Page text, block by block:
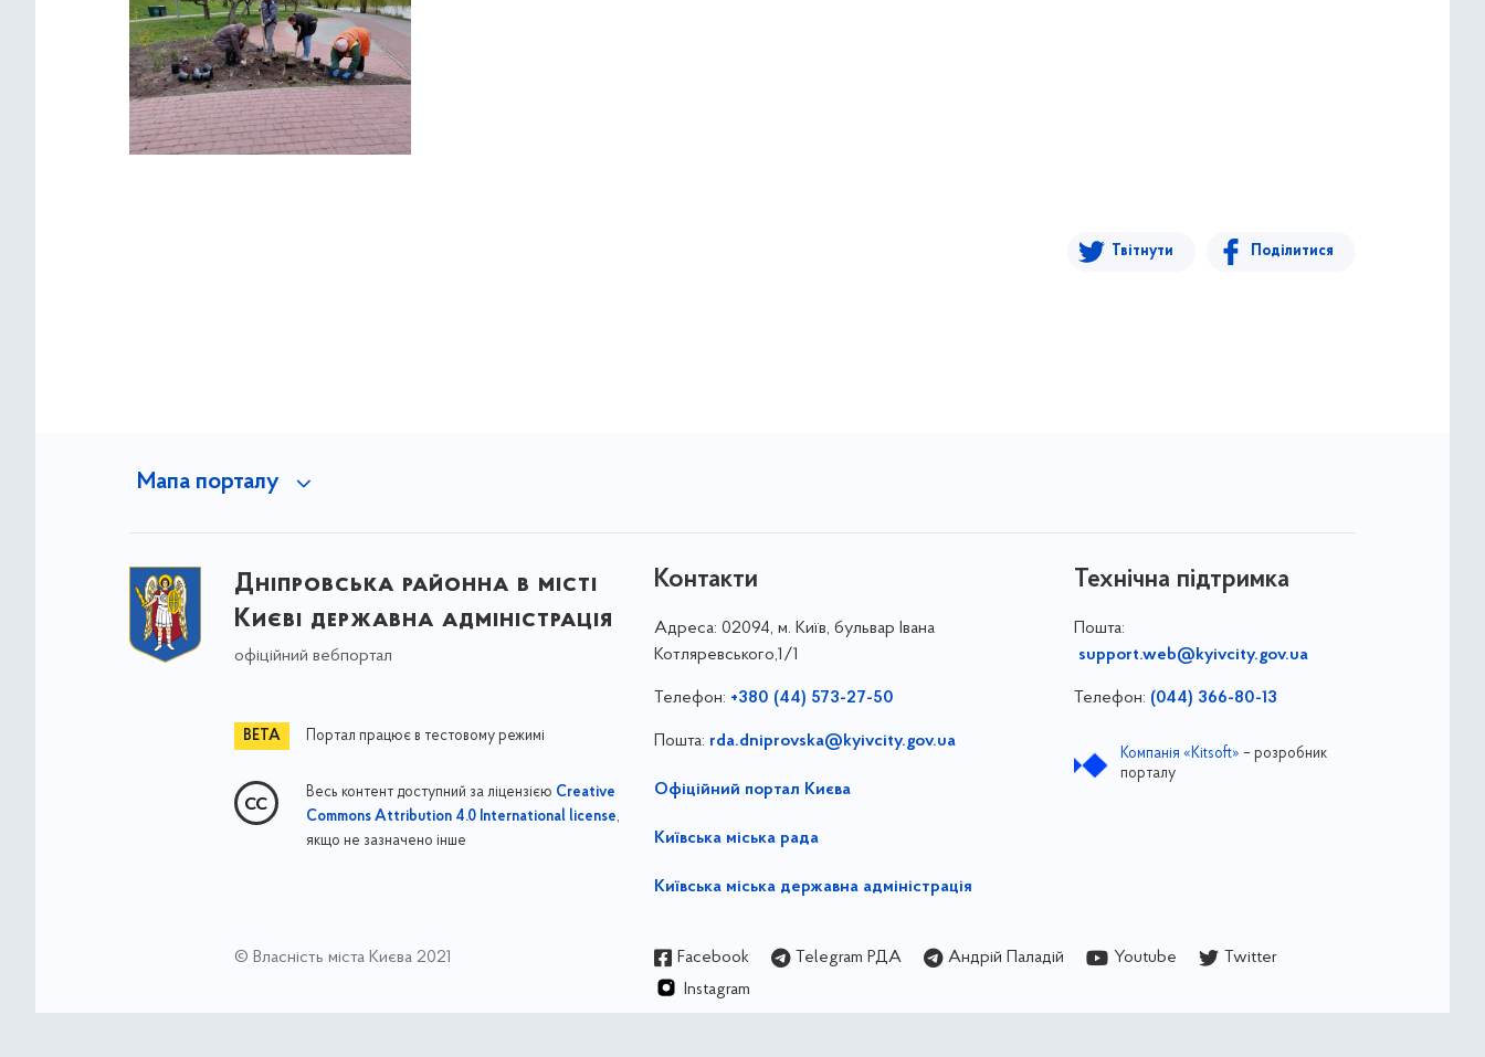
Твітнути Поділитися
Мапа порталу
Дніпровська районна в місті
Києві державна адміністрація
офіційний вебпортал
Портал працює в тестовому режимі
Весь контент доступний за ліцензією Creative
Commons Attribution 4.0 International license,
якщо не зазначено інше
Контакти
Адреса: 02094, м. Київ, бульвар Івана
Котляревського,1/1
Телефон: +380 (44) 573-27-50
Пошта: rda.dniprovska@kyivcity.gov.ua
Офіційний портал Києва
Київська міська рада
Київська міська державна адміністрація
Технічна підтримка
Пошта:
support.web@kyivcity.gov.ua
Телефон: (044) 366-80-13
Компанія «Kitsoft» – розробник
порталу
© Власність міста Києва 2021 Facebook Telegram РДА Андрій Паладій Youtube
Twitter
Instagram